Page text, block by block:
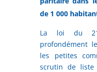
de 1 000
La loi du
profondément
les petites
scrutin de liste